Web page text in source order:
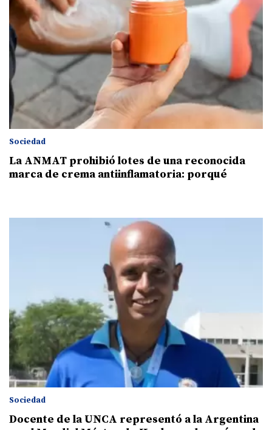
Sociedad
La ANMAT prohibió lotes de una reconocida
marca de crema antiinflamatoria: porqué
Sociedad
Docente de la UNCA representó a la Argentina